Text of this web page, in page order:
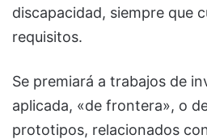
discapacidad, siempre que
requisitos.
Se premiará a trabajos de
aplicada, «de frontera», o
prototipos, relacionados